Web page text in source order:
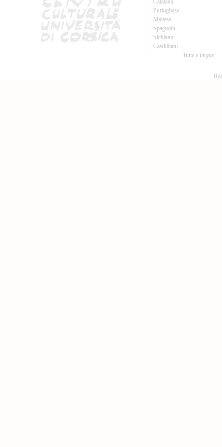
Catalanu
Purtughese
Maltese
Spagnolu
Sicilianu
Castillianu
Tutte e lingue